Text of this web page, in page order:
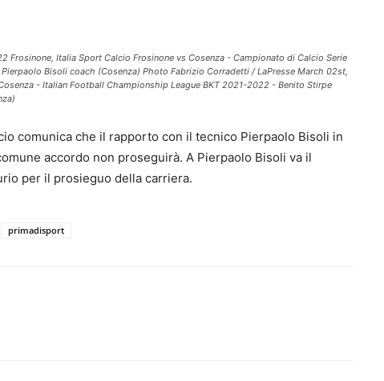
Frosinone, Italia Sport Calcio Frosinone vs Cosenza - Campionato di Calcio Serie
Bisoli coach (Cosenza) Photo Fabrizio Corradetti / LaPresse March 02st,
- Italian Football Championship League BKT 2021-2022 - Benito Stirpe
comunica che il rapporto con il tecnico Pierpaolo Bisoli in
accordo non proseguirà. A Pierpaolo Bisoli va il
per il prosieguo della carriera.
primadisport